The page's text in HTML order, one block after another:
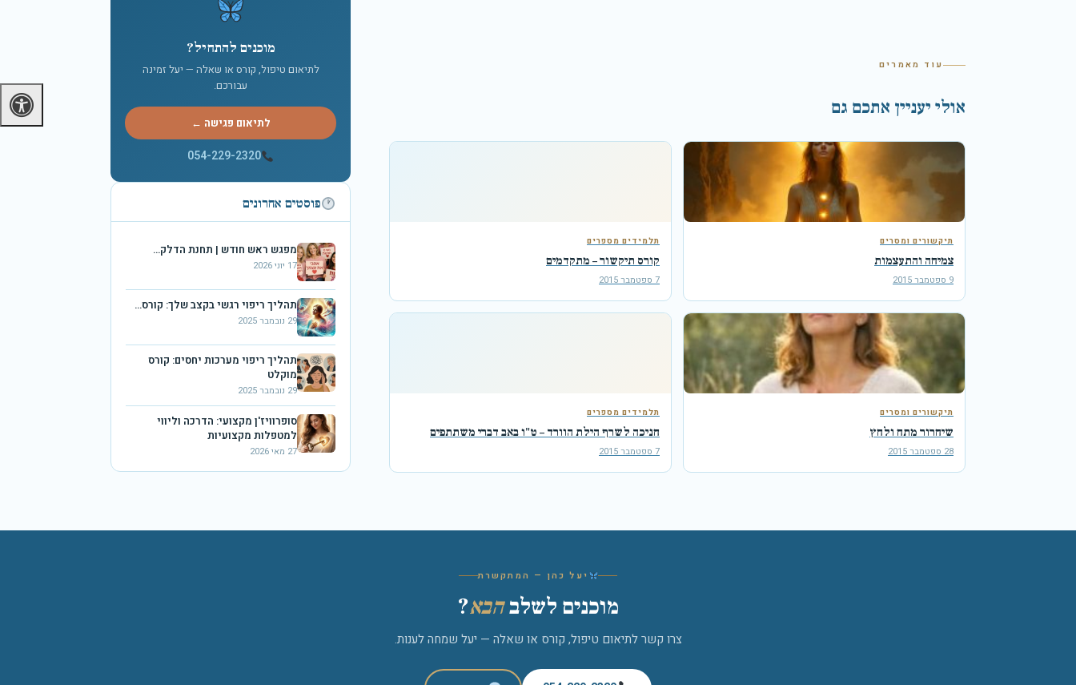
עוד מאמרים
אולי יעניין אתכם גם
תיקשורים ומסרים
צמיחה והתעצמות
9 ספטמבר 2015
תלמידים מספרים
קורס תיקשור – מתקדמים
7 ספטמבר 2015
תיקשורים ומסרים
שיחרור מתח ולחץ
28 ספטמבר 2015
תלמידים מספרים
חניכה לשרף הילת הוורד – ט"ו באב דברי משתתפים
7 ספטמבר 2015
מוכנים להתחיל?
לתיאום טיפול, קורס או שאלה — יעל זמינה
עבורכם.
לתיאום פגישה ←
054-229-2320
פוסטים אחרונים
מפגש ראש חודש | תחנת הדלק…
17 יוני 2026
תהליך ריפוי רגשי בקצב שלך: קורס…
29 נובמבר 2025
תהליך ריפוי מערכות יחסים: קורס
מוקלט
29 נובמבר 2025
סופרוויז'ן מקצועי: הדרכה וליווי
למטפלות מקצועיות
27 מאי 2026
יעל כהן — המתקשרת
מוכנים לשלבהבא?
צרו קשר לתיאום טיפול, קורס או שאלה — יעל שמחה לענות.